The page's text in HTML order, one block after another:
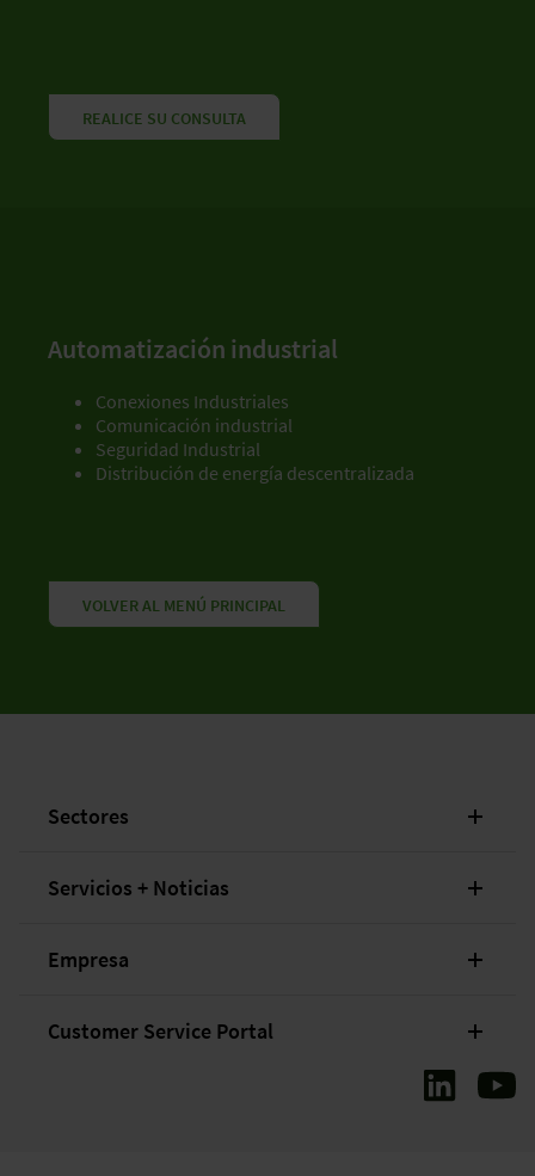
REALICE SU CONSULTA
Automatización industrial
Conexiones Industriales
Comunicación industrial
Seguridad Industrial
Distribución de energía descentralizada
VOLVER AL MENÚ PRINCIPAL
Sectores
Servicios + Noticias
Empresa
Customer Service Portal